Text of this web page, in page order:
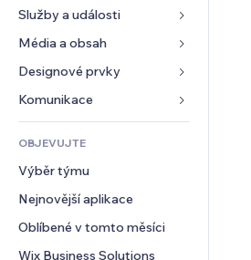
Mobilní zařízení
Analytika
Výpisy webu
E‑mail
Aplikace pro obchody
Doprava a doručení
Tlačítka pro prodej
Účetnictví
Kupóny a věrnostní programy
Skladování
Služby a události
Ubytování
Události
Restaurace
Nemovitosti
Rezervace
Média a obsah
Galerie
Hudba
Podcasty
Fotografie
Video
PDF
Sdílení souborů
Novinky
Designové prvky
Mapy a navigace
Soukromí a bezpečnost
Hodiny
Šablony stránek
Efekty pro obrázky
Tlačítka a nabídky
Bannery a odznaky
Formuláře
Ankety
Chat
Komentáře
Telefon
OBJEVUJTE
Výběr týmu
Nejnovější aplikace
Oblíbené v tomto měsíci
Wix Business Solutions